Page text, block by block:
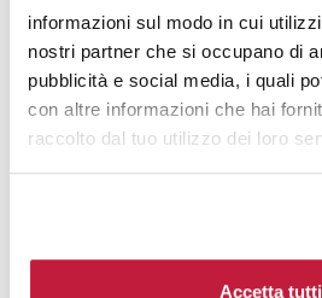
informazioni sul modo in cui
nostri partner che si occupano di
pubblicità e social media, i quali
con altre informazioni che hai
raccolto dal tuo utilizzo dei loro
Accetta tutti
1000 € 0,88
1500 € 0,86
2000 € 0,85
3000 € 0,84